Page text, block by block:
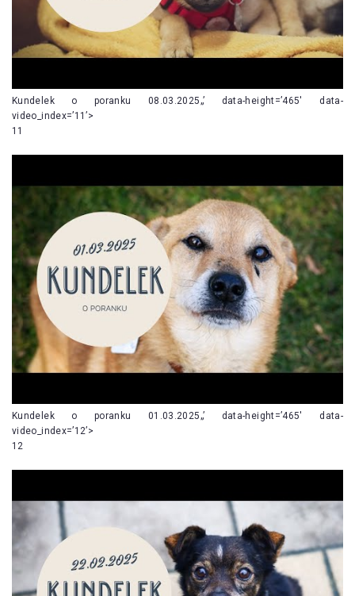
Kundelek o poranku 08.03.2025„’ data-height=’465′ data-
video_index=’11’>
11
Kundelek o poranku 01.03.2025„’ data-height=’465′ data-
video_index=’12’>
12